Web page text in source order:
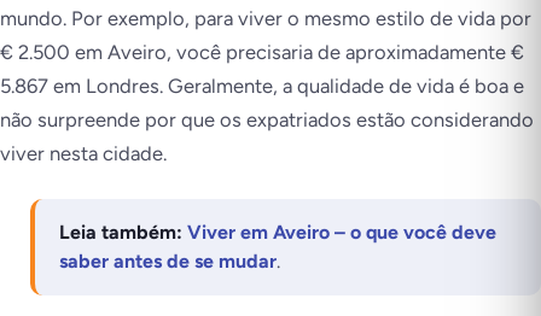
mundo. Por exemplo, para viver o mesmo estilo de vida por
€ 2.500 em Aveiro, você precisaria de aproximadamente €
5.867 em Londres. Geralmente, a qualidade de vida é boa e
não surpreende por que os expatriados estão considerando
viver nesta cidade.
Leia também: Viver em Aveiro – o que você deve
saber antes de se mudar.